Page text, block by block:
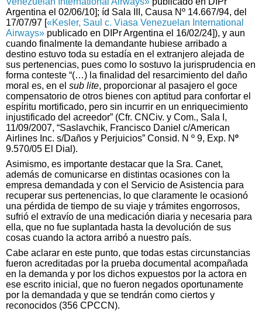
Argentina el 02/06/10]; íd Sala III, Causa Nº 14.667/94, del
17/07/97 [«Kesler, Saul c. Viasa Venezuelan International
Airways» publicado en DIPr Argentina el 16/02/24]), y aun
cuando finalmente la demandante hubiese arribado a
destino estuvo toda su estadía en el extranjero alejada de
sus pertenencias, pues como lo sostuvo la jurisprudencia en
forma conteste “(…) la finalidad del resarcimiento del daño
moral es, en el sub lite, proporcionar al pasajero el goce
compensatorio de otros bienes con aptitud para confortar el
espíritu mortificado, pero sin incurrir en un enriquecimiento
injustificado del acreedor” (Cfr. CNCiv. y Com., Sala I,
11/09/2007, “Saslavchik, Francisco Daniel c/American
Airlines Inc. s/Daños y Perjuicios” Consid. N º 9, Exp. Nº
9.570/05 El Dial).
Asimismo, es importante destacar que la Sra. Canet,
además de comunicarse en distintas ocasiones con la
empresa demandada y con el Servicio de Asistencia para
recuperar sus pertenencias, lo que claramente le ocasionó
una pérdida de tiempo de su viaje y trámites engorrosos,
sufrió el extravío de una medicación diaria y necesaria para
ella, que no fue suplantada hasta la devolución de sus
cosas cuando la actora arribó a nuestro país.
Cabe aclarar en este punto, que todas estas circunstancias
fueron acreditadas por la prueba documental acompañada
en la demanda y por los dichos expuestos por la actora en
ese escrito inicial, que no fueron negados oportunamente
por la demandada y que se tendrán como ciertos y
reconocidos (356 CPCCN).